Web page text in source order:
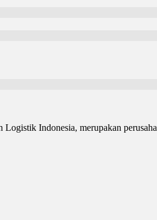
Indonesia, merupakan